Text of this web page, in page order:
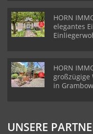
HORN
elegantes
HORN
großzügige
in
UNSERE